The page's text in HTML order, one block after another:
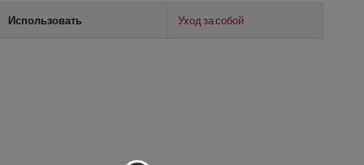
Использовать Уход за собой